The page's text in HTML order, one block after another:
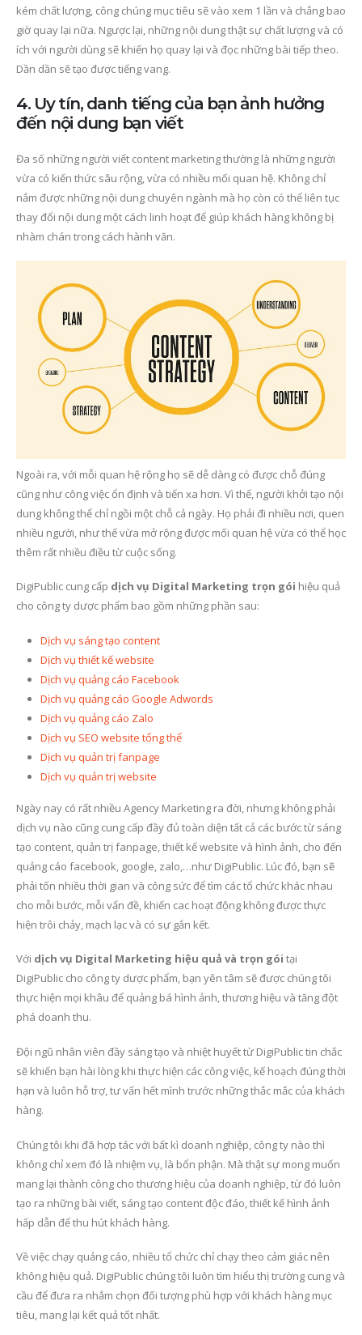
kém chất lượng, công chúng mục tiêu sẽ vào xem 1 lần và chẳng bao
giờ quay lại nữa. Ngược lại, những nội dung thật sự chất lượng và có
ích với người dùng sẽ khiến họ quay lại và đọc những bài tiếp theo.
Dần dần sẽ tạo được tiếng vang.
4. Uy tín, danh tiếng của bạn ảnh hưởng
đến nội dung bạn viết
Đa số những người viết content marketing thường là những người
vừa có kiến thức sâu rộng, vừa có nhiều mối quan hệ. Không chỉ
nắm được những nội dung chuyên ngành mà họ còn có thể liên tục
thay đổi nội dung một cách linh hoạt để giúp khách hàng không bị
nhàm chán trong cách hành văn.
Ngoài ra, với mỗi quan hệ rộng họ sẽ dễ dàng có được chỗ đúng
cũng như công việc ổn định và tiến xa hơn. Vì thế, người khởi tạo nội
dung không thể chỉ ngồi một chỗ cả ngày. Họ phải đi nhiều nơi, quen
nhiều người, như thế vừa mở rộng được mối quan hệ vừa có thể học
thêm rất nhiều điều từ cuộc sống.
DigiPublic cung cấp dịch vụ Digital Marketing trọn gói hiệu quả
cho công ty dược phẩm bao gồm những phần sau:
Dịch vụ sáng tạo content
Dịch vụ thiết kế website
Dịch vụ quảng cáo Facebook
Dịch vụ quảng cáo Google Adwords
Dịch vụ quảng cáo Zalo
Dịch vụ SEO website tổng thể
Dịch vụ quản trị fanpage
Dịch vụ quản trị website
Ngày nay có rất nhiều Agency Marketing ra đời, nhưng không phải
dịch vụ nào cũng cung cấp đầy đủ toàn diện tất cả các bước từ sáng
tạo content, quản trị fanpage, thiết kế website và hình ảnh, cho đến
quảng cáo facebook, google, zalo,…như DigiPublic. Lúc đó, bạn sẽ
phải tốn nhiều thời gian và công sức để tìm các tổ chức khác nhau
cho mỗi bước, mỗi vấn đề, khiến cac hoạt động không được thực
hiện trôi chảy, mạch lạc và có sự gắn kết.
Với dịch vụ Digital Marketing hiệu quả và trọn gói tại
DigiPublic cho công ty dược phẩm, bạn yên tâm sẽ được chúng tôi
thực hiện mọi khâu để quảng bá hình ảnh, thương hiệu và tăng đột
phá doanh thu.
Đội ngũ nhân viên đầy sáng tạo và nhiệt huyết từ DigiPublic tin chắc
sẽ khiến bạn hài lòng khi thực hiện các công việc, kế hoạch đúng thời
hạn và luôn hỗ trợ, tư vấn hết mình trước những thắc mắc của khách
hàng.
Chúng tôi khi đã hợp tác với bất kì doanh nghiệp, công ty nào thì
không chỉ xem đó là nhiệm vụ, là bổn phận. Mà thật sự mong muốn
mang lại thành công cho thương hiệu của doanh nghiệp, từ đó luôn
tạo ra những bài viết, sáng tạo content độc đáo, thiết kế hình ảnh
hấp dẫn để thu hút khách hàng.
Về việc chạy quảng cáo, nhiều tổ chức chỉ chạy theo cảm giác nên
không hiệu quả. DigiPublic chúng tôi luôn tìm hiểu thị trường cung và
cầu để đưa ra nhắm chọn đối tượng phù hợp với khách hàng mục
tiêu, mang lại kết quả tốt nhất.